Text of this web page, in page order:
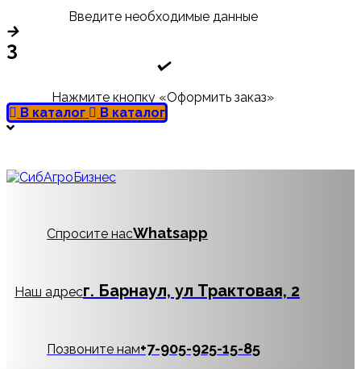
Введите необходимые данные
3
Нажмите кнопку «Оформить заказ»
В каталог
В каталог
Спросите насWhatsapp
Наш адресг. Барнаул, ул Трактовая, 2
Позвоните нам‪+7-905-925-15-85